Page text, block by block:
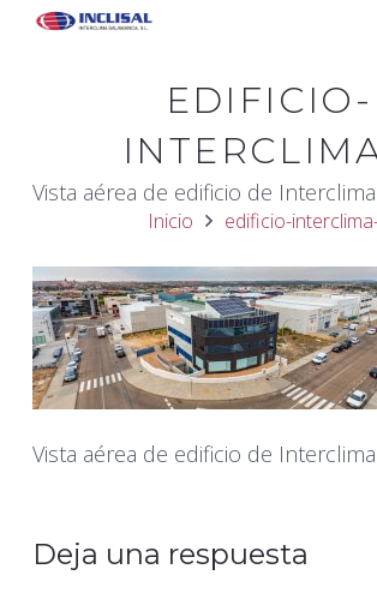
EDIFICIO-
Vista aérea de edificio de Interclima
Inicio edificio-
Vista aérea de edificio de Interclima
Deja una respuesta